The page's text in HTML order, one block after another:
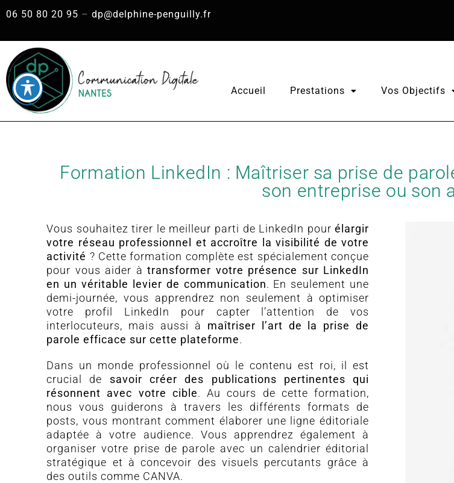
06 50 80 20 95 – dp@delphine-penguilly.fr
Accueil Prestations Vos Objectifs
Formation LinkedIn : Maîtriser sa prise de
son entreprise ou son
Vous souhaitez tirer le meilleur parti de LinkedIn pour élargir
votre réseau professionnel et accroître la visibilité de votre
activité ? Cette formation complète est spécialement conçue
pour vous aider à transformer votre présence sur LinkedIn
en un véritable levier de communication. En seulement une
demi-journée, vous apprendrez non seulement à optimiser
votre profil LinkedIn pour capter l’attention de vos
interlocuteurs, mais aussi à maîtriser l’art de la prise de
parole efficace sur cette plateforme.
Dans un monde professionnel où le contenu est roi, il est
crucial de savoir créer des publications pertinentes qui
résonnent avec votre cible. Au cours de cette formation,
nous vous guiderons à travers les différents formats de
posts, vous montrant comment élaborer une ligne éditoriale
adaptée à votre audience. Vous apprendrez également à
organiser votre prise de parole avec un calendrier éditorial
stratégique et à concevoir des visuels percutants grâce à
des outils comme CANVA.